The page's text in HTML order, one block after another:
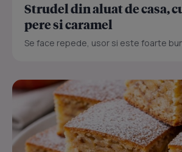
Strudel din aluat de casa,
pere si caramel
Se face repede, usor si este foarte